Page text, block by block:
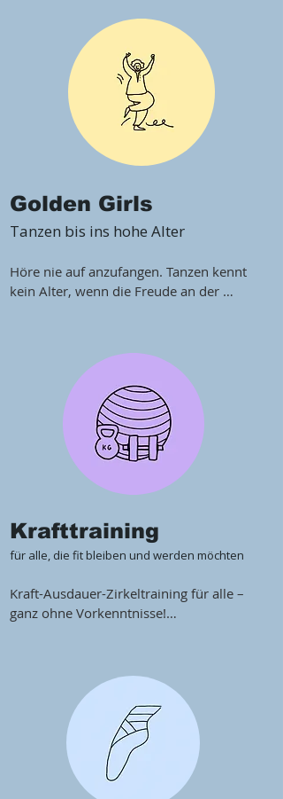
die ersten tänzerischen Grundlagen. So
entwickeln die Kinder
Körperbewusstsein, Ausdauer,
Musikalität und Rhythmus und  erlernen
die Basis für alle weiterführenden
Tanztechniken.
Golden Girls
Tanzen bis ins hohe Alter
Höre nie auf anzufangen. Tanzen kennt
kein Alter, wenn die Freude an der
Altersgruppe 60+ noch fit und aktiv ist
und viel Spaß haben kann.
Krafttraining
für alle, die fit bleiben und werden möchten
Kraft-Ausdauer-Zirkeltraining für alle –
ganz ohne Vorkenntnisse!
Ausdauer und Stabilität trainiert – jeder
auf dem eigenen Level. Ideal für
Tänzer*innen – aber auch für Eltern, die
sonst nur ihre Kinder zum Training
bringen und jetzt selbst aktiv werden